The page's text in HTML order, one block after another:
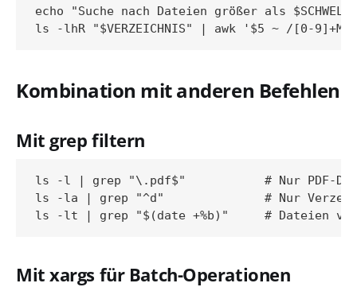
echo "Suche nach Dateien größer als
Kombination mit anderen Befehlen
Mit grep filtern
ls -l | grep "\.pdf$"           # Nur PDF-
ls -la | grep "^d"              # Nur
Mit xargs für Batch-Operationen